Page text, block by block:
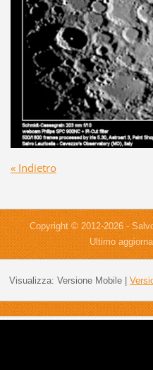
« Indietro
Copyright © 2012-2026 -
Ultimo
Visualizza: Versione Mobile|